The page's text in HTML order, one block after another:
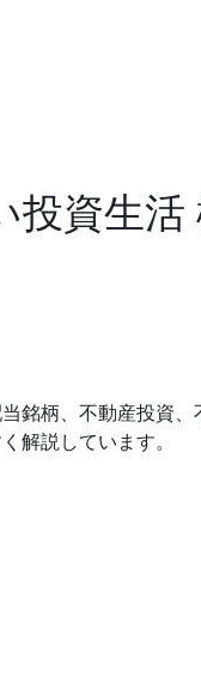
投資生活
銘柄、不動産投資
解説しています。